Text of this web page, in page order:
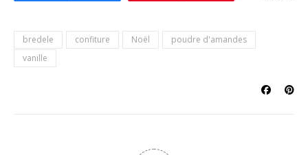
bredele confiture Noël
poudre d'amandes
vanille